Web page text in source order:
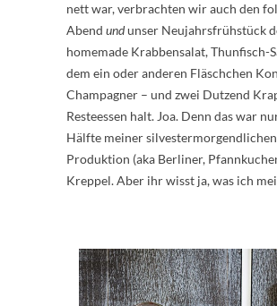
nett war, verbrachten wir auch den
Abend undunser Neujahrsfrühstück
homemade Krabbensalat, Thunfisch-
dem ein oder anderen Fläschchen
Champagner – und zwei Dutzend
Resteessen halt. Joa. Denn das war
Hälfte meiner
Produktion (aka Berliner,
Kreppel. Aber ihr wisst ja, was ich